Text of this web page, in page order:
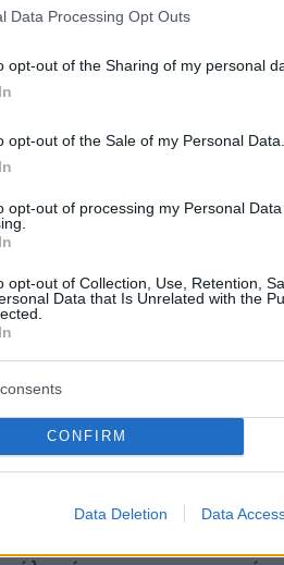
Data Processing Opt Outs
opt-out of the Sharing of my personal
opt-out of the Sale of my Personal Data.
opt-out of processing my Personal
opt-out of Collection, Use, Retention,
Data that Is Unrelated with the
CONFIRM
Data Deletion Data
δημιουργεί αυτό
δίκιο», ήταν η
«Το είχαμε ζητήσει εδώ και
μέλη της Επιτροπής να
με bullets. Για
έχουμε γρίπη. Ένα απλό
κόσμο να τη φοράει. Τα
περίπτωση γρίπης».
στην Επιτροπή, ενώ
αρχή, κάπου στη μέση τον
και τώρα δεν
Γίνονται κάποιες